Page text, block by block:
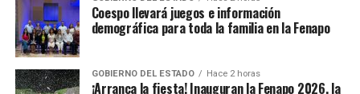
70 kilogramos de material explosivo.
Por otra parte, elementos del Ejército Mexicano en
Coespo llevará juegos e información
demográfica para toda la familia en la Fenapo
GOBIERNO DEL ESTADO Hace 2 horas
¡Arranca la fiesta! Inauguran la Fenapo 2026, la